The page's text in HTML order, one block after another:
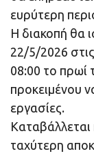
ευρύτερη
Η διακοπή θα
22/5/2026
08:00 το πρωί
προκειμένου
εργασίες.
ταχύτερη